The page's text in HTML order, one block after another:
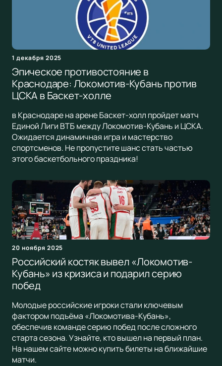
1 декабря 2025
Эпическое противостояние в
Краснодаре: Локомотив-Кубань против
ЦСКА в Баскет-холле
в Краснодаре на арене Баскет-холл пройдет матч
Единой Лиги ВТБ между Локомотив-Кубань и ЦСКА.
Ожидается динамичная игра и мастерство
спортсменов. Не пропустите шанс стать частью
этого баскетбольного праздника!
20 ноября 2025
Российский костяк вывел «Локомотив-
Кубань» из кризиса и подарил серию
побед
Молодые российские игроки стали ключевым
фактором подъёма «Локомотива-Кубань»,
обеспечив команде серию побед после сложного
старта сезона. Узнайте, кто вышел на первый план.
На нашем сайте можно купить билеты на ближайшие
матчи.